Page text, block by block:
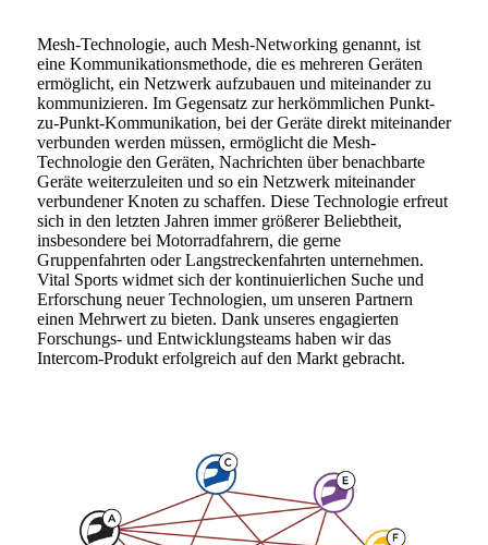
Mesh-Technologie, auch Mesh-Networking genannt, ist
eine Kommunikationsmethode, die es mehreren Geräten
ermöglicht, ein Netzwerk aufzubauen und miteinander zu
kommunizieren. Im Gegensatz zur herkömmlichen Punkt-
zu-Punkt-Kommunikation, bei der Geräte direkt miteinander
verbunden werden müssen, ermöglicht die Mesh-
Technologie den Geräten, Nachrichten über benachbarte
Geräte weiterzuleiten und so ein Netzwerk miteinander
verbundener Knoten zu schaffen. Diese Technologie erfreut
sich in den letzten Jahren immer größerer Beliebtheit,
insbesondere bei Motorradfahrern, die gerne
Gruppenfahrten oder Langstreckenfahrten unternehmen.
Vital Sports widmet sich der kontinuierlichen Suche und
Erforschung neuer Technologien, um unseren Partnern
einen Mehrwert zu bieten. Dank unseres engagierten
Forschungs- und Entwicklungsteams haben wir das
Intercom-Produkt erfolgreich auf den Markt gebracht.